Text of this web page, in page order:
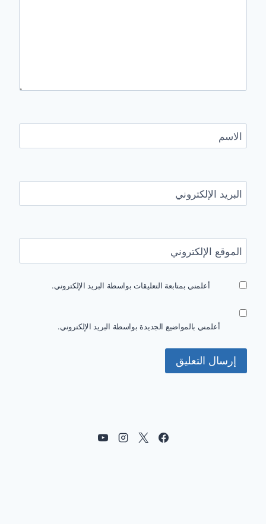
الاسم
البريد الإلكتروني
الموقع الإلكتروني
أعلمني بمتابعة التعليقات بواسطة البريد الإلكتروني.
أعلمني بالمواضيع الجديدة بواسطة البريد الإلكتروني.